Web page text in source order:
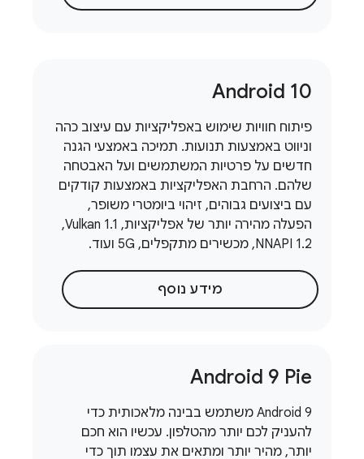
Android 10
פיתוח חוויות שימוש באפליקציות עם עיצוב כהה
וניווט באמצעות תנועות. תמיכה באמצעי הגנה
חדשים על פרטיות המשתמשים ועל האבטחה
שלהם. הרחבת האפליקציות באמצעות קודקים
עם ביצועים גבוהים, זיהוי ביומטרי משופר,
הפעלה מהירה יותר של אפליקציות, Vulkan 1.1,‏
NNAPI 1.2, מכשירים מתקפלים, 5G ועוד.
מידע נוסף
Android 9 Pie
Android 9 משתמש בבינה מלאכותית כדי
להעניק לכם יותר מהטלפון. עכשיו הוא חכם
יותר, מהיר יותר ומתאים את עצמו תוך כדי